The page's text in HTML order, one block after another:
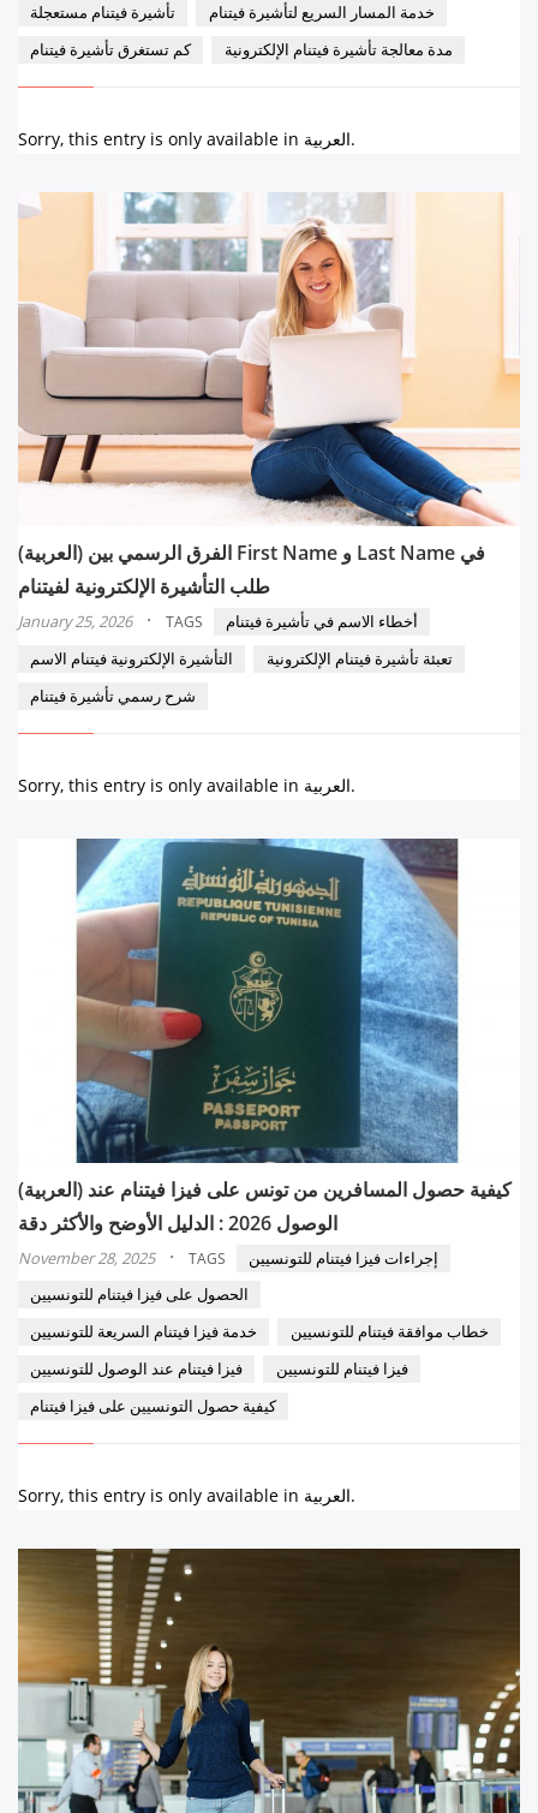
تأشيرة فيتنام مستعجلة
خدمة المسار السريع لتأشيرة فيتنام
كم تستغرق تأشيرة فيتنام
مدة معالجة تأشيرة فيتنام الإلكترونية
Sorry, this entry is only available in العربية.
(العربية) الفرق الرسمي بين First Name و Last Name في
طلب التأشيرة الإلكترونية لفيتنام
January 25, 2026 · TAGS
أخطاء الاسم في تأشيرة فيتنام
التأشيرة الإلكترونية فيتنام الاسم
تعبئة تأشيرة فيتنام الإلكترونية
شرح رسمي تأشيرة فيتنام
Sorry, this entry is only available in العربية.
(العربية) كيفية حصول المسافرين من تونس على فيزا فيتنام عند
الوصول 2026 : الدليل الأوضح والأكثر دقة
November 28, 2025 · TAGS
إجراءات فيزا فيتنام للتونسيين
الحصول على فيزا فيتنام للتونسيين
خدمة فيزا فيتنام السريعة للتونسيين
خطاب موافقة فيتنام للتونسيين
فيزا فيتنام عند الوصول للتونسيين
فيزا فيتنام للتونسيين
كيفية حصول التونسيين على فيزا فيتنام
Sorry, this entry is only available in العربية.